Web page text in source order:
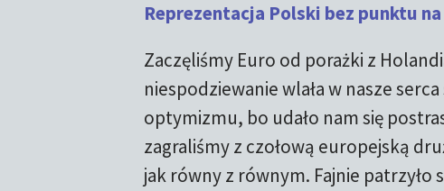
Reprezentacja Polski bez punktu
Zaczęliśmy Euro od porażki z
niespodziewanie wlała w nasze
optymizmu, bo udało nam się
zagraliśmy z czołową europejską
jak równy z równym. Fajnie patrzyło